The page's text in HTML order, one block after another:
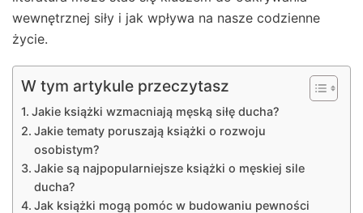
wewnętrznej siły i jak wpływa na nasze codzienne
życie.
W tym artykule przeczytasz
Jakie książki wzmacniają męską siłę ducha?
Jakie tematy poruszają książki o rozwoju
osobistym?
Jakie są najpopularniejsze książki o męskiej sile
ducha?
Jak książki mogą pomóc w budowaniu pewności